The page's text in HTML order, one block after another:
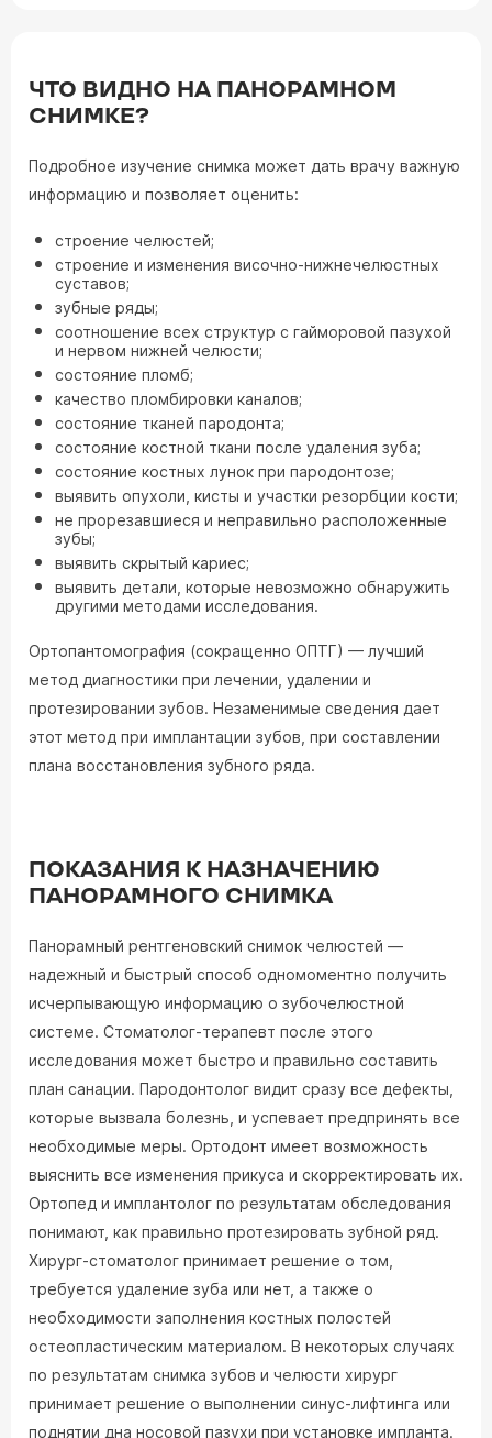
ЧТО ВИДНО НА ПАНОРАМНОМ
СНИМКЕ?
Подробное изучение снимка может дать врачу важную
информацию и позволяет оценить:
строение челюстей;
строение и изменения височно-нижнечелюстных
суставов;
зубные ряды;
соотношение всех структур с гайморовой пазухой
и нервом нижней челюсти;
состояние пломб;
качество пломбировки каналов;
состояние тканей пародонта;
состояние костной ткани после удаления зуба;
состояние костных лунок при пародонтозе;
выявить опухоли, кисты и участки резорбции кости;
не прорезавшиеся и неправильно расположенные
зубы;
выявить скрытый кариес;
выявить детали, которые невозможно обнаружить
другими методами исследования.
Ортопантомография (сокращенно ОПТГ) — лучший
метод диагностики при лечении, удалении и
протезировании зубов. Незаменимые сведения дает
этот метод при имплантации зубов, при составлении
плана восстановления зубного ряда.
ПОКАЗАНИЯ К НАЗНАЧЕНИЮ
ПАНОРАМНОГО СНИМКА
Панорамный рентгеновский снимок челюстей —
надежный и быстрый способ одномоментно получить
исчерпывающую информацию о зубочелюстной
системе. Стоматолог-терапевт после этого
исследования может быстро и правильно составить
план санации. Пародонтолог видит сразу все дефекты,
которые вызвала болезнь, и успевает предпринять все
необходимые меры. Ортодонт имеет возможность
выяснить все изменения прикуса и скорректировать их.
Ортопед и имплантолог по результатам обследования
понимают, как правильно протезировать зубной ряд.
Хирург-стоматолог принимает решение о том,
требуется удаление зуба или нет, а также о
необходимости заполнения костных полостей
остеопластическим материалом. В некоторых случаях
по результатам снимка зубов и челюсти хирург
принимает решение о выполнении синус-лифтинга или
поднятии дна носовой пазухи при установке импланта.